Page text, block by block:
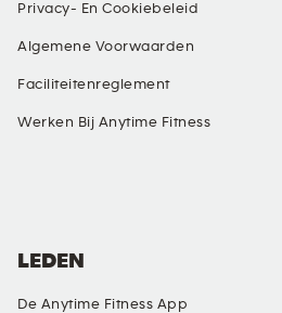
Privacy- En Cookiebeleid
Algemene Voorwaarden
Faciliteitenreglement
Werken Bij Anytime Fitness
LEDEN
De Anytime Fitness App